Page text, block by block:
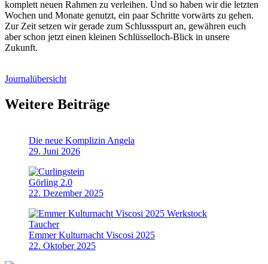
komplett neuen Rahmen zu verleihen. Und so haben wir die letzten
Wochen und Monate genutzt, ein paar Schritte vorwärts zu gehen.
Zur Zeit setzen wir gerade zum Schlussspurt an, gewähren euch
aber schon jetzt einen kleinen Schlüsselloch-Blick in unsere
Zukunft.
Journalübersicht
Weitere Beiträge
Die neue Komplizin Angela
29. Juni 2026
Görling 2.0
22. Dezember 2025
Emmer Kulturnacht Viscosi 2025
22. Oktober 2025